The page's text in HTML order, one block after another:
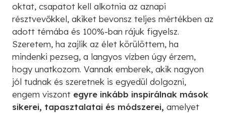
oktat, csapatot kell alkotnia az aznapi
résztvevőkkel, akiket bevonsz teljes mértékben az
adott témába és 100%-ban rájuk figyelsz.
Szeretem, ha zajlik az élet körülöttem, ha
mindenki pezseg, a langyos vízben úgy érzem,
hogy unatkozom. Vannak emberek, akik nagyon
jól tudnak és szeretnek is egyedül dolgozni,
engem viszont egyre inkább inspirálnak mások
sikerei, tapasztalatai és módszerei, amelyet